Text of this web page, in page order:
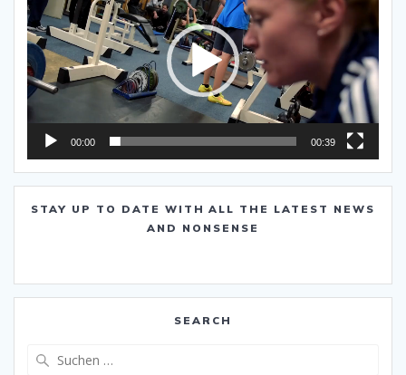
00:00 00:39
STAY UP TO DATE WITH ALL THE LATEST NEWS
AND NONSENSE
SEARCH